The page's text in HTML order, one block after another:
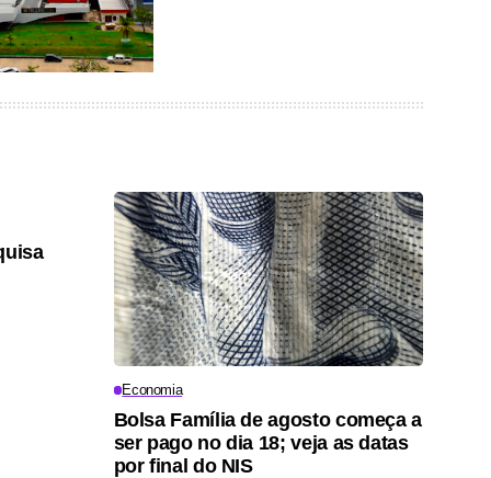
Economia
Bolsa Família de agosto começa a
ser pago no dia 18; veja as datas
por final do NIS